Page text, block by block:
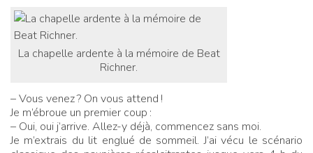
La chapelle ardente à la mémoire de Beat
Richner.
– Vous venez? On vous attend !
Je m’ébroue un premier coup :
– Oui, oui j’arrive. Allez-y déjà, commencez sans moi.
Je m’extrais du lit englué de sommeil. J’ai vécu le scénario